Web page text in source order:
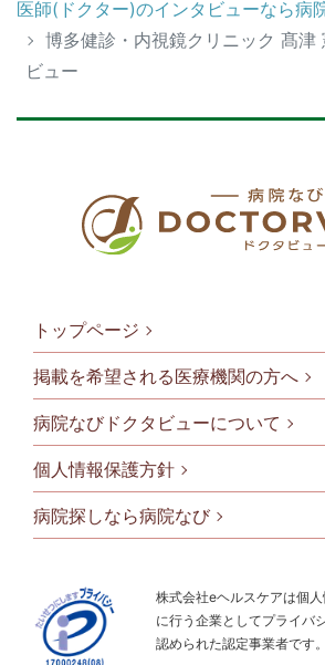
医師(ドクター)のインタビューなら病
博多健診・内視鏡クリニック 髙津
ビュー
フ
トップページ
掲載を希望される医療機関の方へ
病院なびドクタビューについて
個人情報保護方針
病院探しなら病院なび
株式会社eヘルスケアは個
に行う企業としてプライバ
認められた認定事業者です。